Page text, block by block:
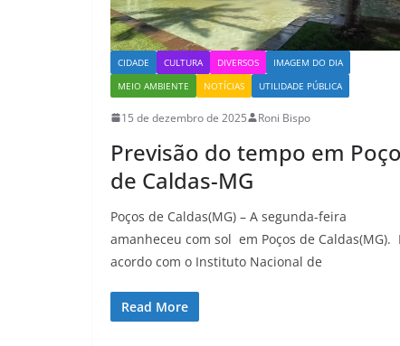
CIDADE CULTURA DIVERSOS
IMAGEM DO DIA
MEIO AMBIENTE
NOTÍCIAS UTILIDADE PÚBLICA
15 de dezembro de 2025 Roni Bispo
Previsão do tempo em
de Caldas-MG
Poços de Caldas(MG) – A segunda-feira
amanheceu com sol em Poços de Caldas(MG).
acordo com o Instituto Nacional de
Read More